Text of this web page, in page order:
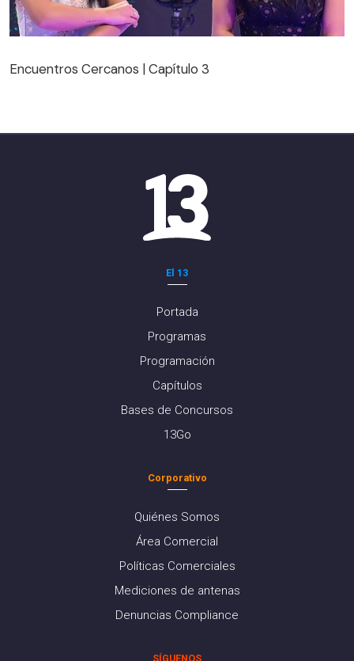
Encuentros Cercanos | Capítulo 3
El 13
Portada
Programas
Programación
Capítulos
Bases de Concursos
13Go
Corporativo
Quiénes Somos
Área Comercial
Políticas Comerciales
Mediciones de antenas
Denuncias Compliance
SÍGUENOS